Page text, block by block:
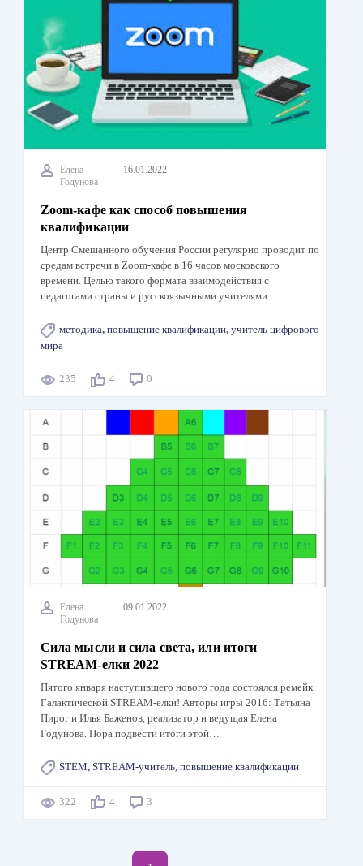
Елена
Годунова
16.01.2022
Zoom-кафе как способ повышения
квалификации
Центр Смешанного обучения России регулярно проводит по
средам встречи в Zoom-кафе в 16 часов московского
времени. Целью такого формата взаимодействия с
педагогами страны и русскоязычными учителями…
методика, повышение квалификации, учитель цифрового
мира
235 4 0
Елена
Годунова
09.01.2022
Сила мысли и сила света, или итоги
STREAM-елки 2022
Пятого января наступившего нового года состоялся ремейк
Галактической STREAM-елки! Авторы игры 2016: Татьяна
Пирог и Илья Баженов, реализатор и ведущая Елена
Годунова. Пора подвести итоги этой…
STEM, STREAM-учитель, повышение квалификации
322 4 3